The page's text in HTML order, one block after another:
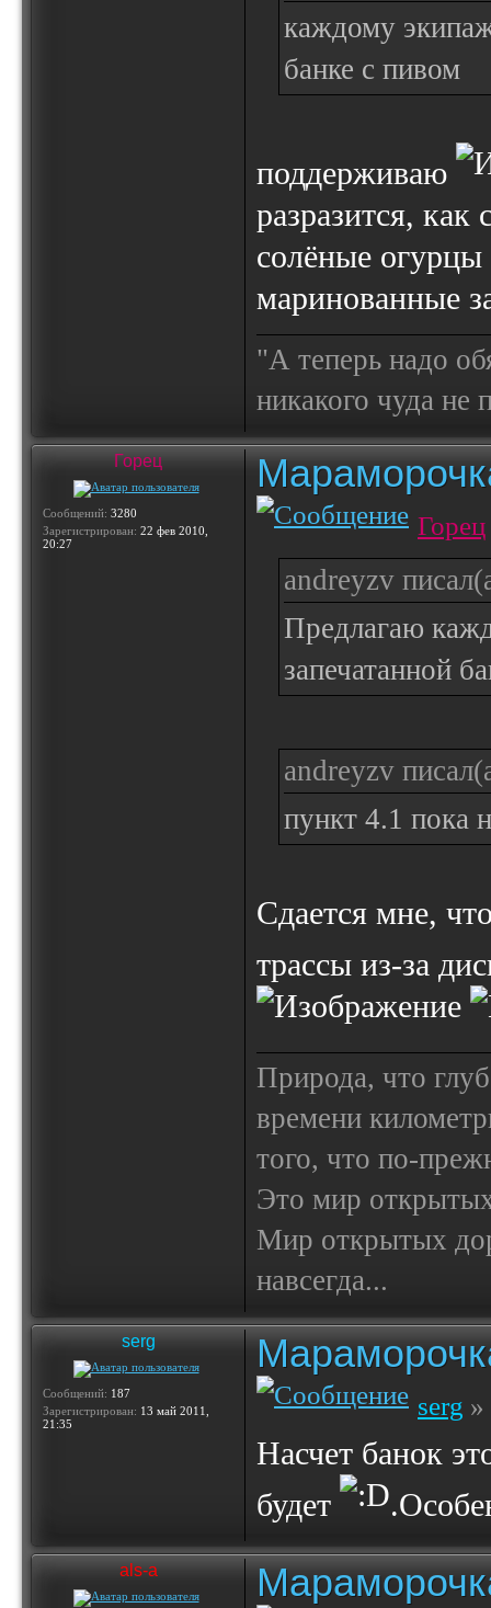
каждому
банке с пивом
поддерживаю
разразится, как
солёные
маринованные
"А теперь надо
никакого чуда
Горец
Сообщений: 3280
Зарегистрирован: 22 фев 2010,
20:27
Горец
andreyzv
Предлагаю
запечатанной
andreyzv
пункт 4.1 пока
Сдается мне,
трассы из-за
Природа, что
времени
того, что по-
Это мир
Мир открытых
навсегда...
serg
Сообщений: 187
Зарегистрирован: 13 май 2011,
21:35
serg »
Насчет банок
будет
als-a